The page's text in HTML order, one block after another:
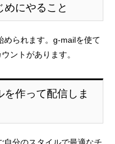
にやること
められます。g-mailを使て
ントがあります。
作って配信しま